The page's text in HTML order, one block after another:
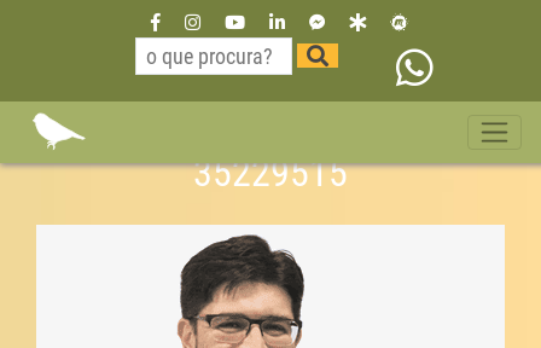
Dr Willian Neurologista São
Paulo bairro jardim paulista 11
35229515